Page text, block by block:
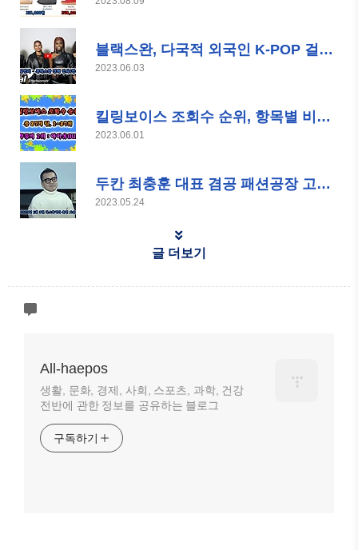
블랙스완, 다국적 외국인 K-POP 걸그룹
2023.06.03
킬링보이스 조회수 순위, 항목별 비교 및 변동
2023.06.01
두칸 최충훈 대표 겸공 패션공장 고정 패널
2023.05.24
글 더보기
All-haepos
생활, 문화, 경제, 사회, 스포츠, 과학, 건강
전반에 관한 정보를 공유하는 블로그
구독하기